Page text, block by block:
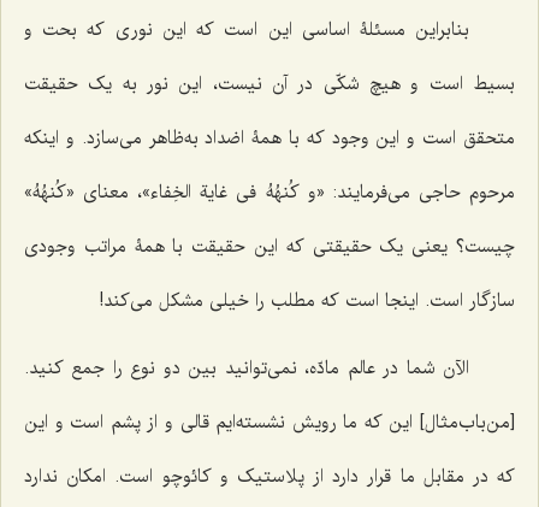
بنابراین مسئلۀ اساسی این است که این نوری که بحت و
بسیط است و هیچ شکّی در آن نیست، این نور به یک حقیقت
متحقق است و این وجود که با همۀ اضداد به‌ظاهر می‌سازد. و اینکه
مرحوم حاجی می‌فرمایند: «و کُنهُهُ فی غایة الخِفاء»، معنای «کُنهُهُ»
چیست؟ یعنی یک حقیقتی که این حقیقت با همۀ مراتب وجودی
سازگار است. اینجا است که مطلب را خیلی مشکل می‌کند!
الآن شما در عالم مادّه، نمی‌توانید بین دو نوع را جمع کنید.
[من‌باب‌مثال] این که ما رویش نشسته‌ایم قالی و از پشم است و این
که در مقابل ما قرار دارد از پلاستیک و کائوچو است. امکان ندارد